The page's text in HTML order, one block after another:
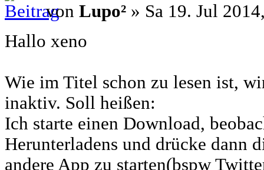
von Lupo² » Sa 19. Jul
Hallo xeno
Wie im Titel schon zu lesen ist,
inaktiv. Soll heißen:
Ich starte einen Download,
Herunterladens und drücke dann
andere App zu starten(bspw